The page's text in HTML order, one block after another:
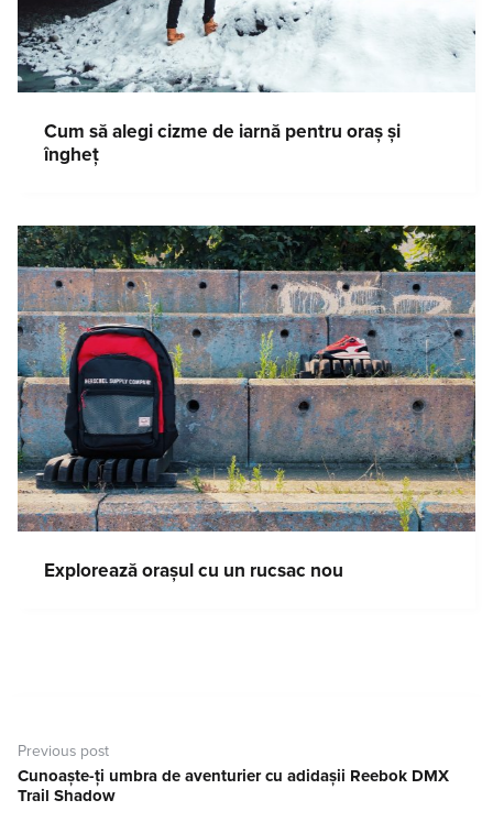
Cum să alegi cizme de iarnă pentru oraș și
îngheț
Explorează orașul cu un rucsac nou
în
articole
Previous post
Previous
post:
Cunoaște-ți umbra de aventurier cu adidașii Reebok DMX
Trail Shadow